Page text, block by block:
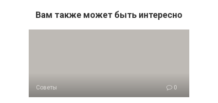
Вам также может быть интересно
Советы 0